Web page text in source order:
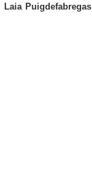
Laia Puigdefabregas